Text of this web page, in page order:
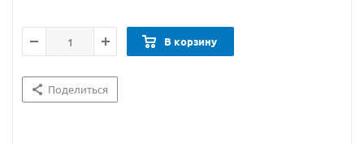
В корзину
Поделиться